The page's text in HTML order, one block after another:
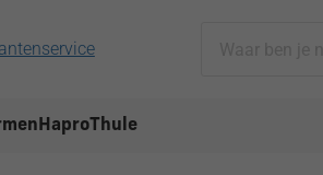
HaproThule